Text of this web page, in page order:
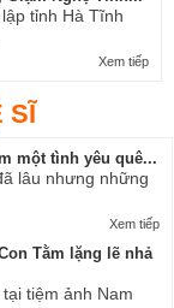
tỉnh Hà Tĩnh
Xem tiếp
SĨ
một tình yêu quê...
lâu nhưng những
Xem tiếp
Tằm lặng lẽ nhả
tiệm ảnh Nam